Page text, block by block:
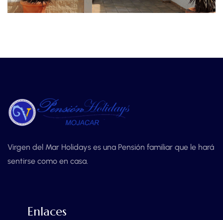
Virgen del Mar Holidays es una Pensión familiar que le hará
sentirse como en casa.
Enlaces